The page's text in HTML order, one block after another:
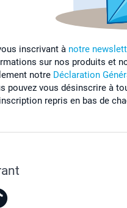
inscrivant à notre
sur nos produits et
notre Déclaration
pouvez vous désinscrire à
repris en bas de